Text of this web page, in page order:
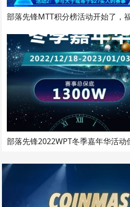
部落先锋MTT积分榜活动开始了，
部落先锋2022WPT冬季嘉年华活动